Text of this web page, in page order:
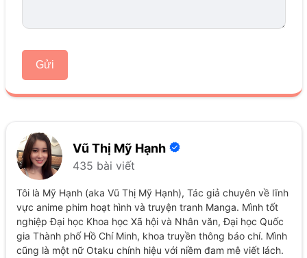
Vũ Thị Mỹ Hạnh
435 bài viết
Tôi là Mỹ Hạnh (aka Vũ Thị Mỹ Hạnh), Tác giả chuyên về lĩnh
vực anime phim hoạt hình và truyện tranh Manga. Mình tốt
nghiệp Đại học Khoa học Xã hội và Nhân văn, Đại học Quốc
gia Thành phố Hồ Chí Minh, khoa truyền thông báo chí. Mình
cũng là một nữ Otaku chính hiệu với niềm đam mê viết lách.
Gửi